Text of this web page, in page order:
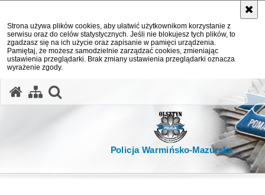
Strona używa plików cookies, aby ułatwić użytkownikom korzystanie z
serwisu oraz do celów statystycznych. Jeśli nie blokujesz tych plików, to
zgadzasz się na ich użycie oraz zapisanie w pamięci urządzenia.
Pamiętaj, że możesz samodzielnie zarządzać cookies, zmieniając
ustawienia przeglądarki. Brak zmiany ustawienia przeglądarki oznacza
wyrażenie zgody.
Policja Warmińsko-Mazurska